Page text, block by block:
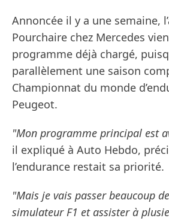
Annoncée il y a une semaine,
Pourchaire chez Mercedes
programme déjà chargé,
parallèlement une saison
Championnat du monde
Peugeot.
"Mon programme principal est
il expliqué à Auto Hebdo,
l’endurance restait sa priorité.
"Mais je vais passer beaucoup
simulateur F1 et assister à